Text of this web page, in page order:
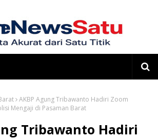
AKBP Agung Tribawanto Hadiri Zoom
Mengaji di Pasaman Barat
Tribawanto Hadiri